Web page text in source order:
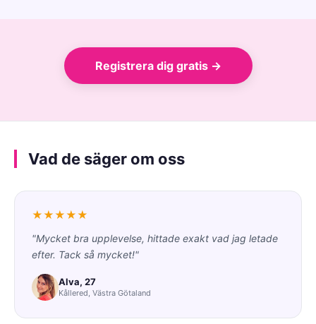
Registrera dig gratis →
Vad de säger om oss
★★★★★
"Mycket bra upplevelse, hittade exakt vad jag letade
efter. Tack så mycket!"
Alva, 27
Kållered, Västra Götaland